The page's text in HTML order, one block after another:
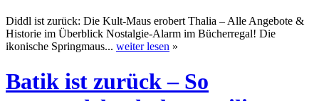
Diddl ist zurück: Die Kult-Maus erobert Thalia – Alle Angebote &
Historie im Überblick Nostalgie-Alarm im Bücherregal! Die
ikonische Springmaus... weiter lesen »
Batik ist zurück – So